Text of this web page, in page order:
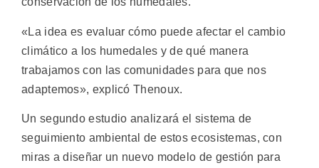
«La idea es evaluar cómo puede afectar el cambio
climático a los humedales y de qué manera
trabajamos con las comunidades para que nos
adaptemos», explicó Thenoux.
Un segundo estudio analizará el sistema de
seguimiento ambiental de estos ecosistemas, con
miras a diseñar un nuevo modelo de gestión para